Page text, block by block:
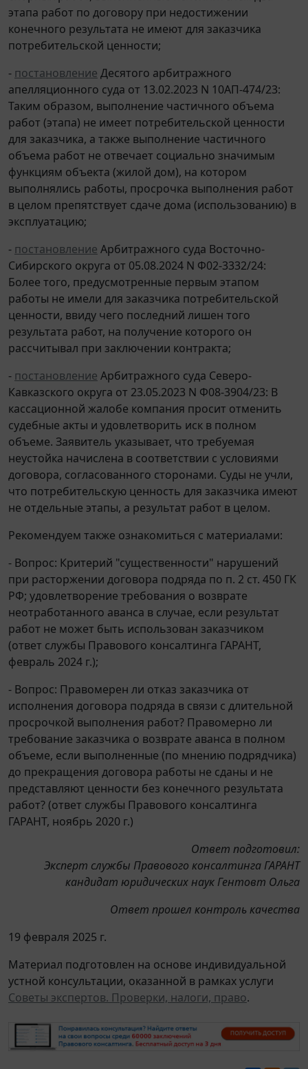
этапа работ по договору при недостижении
конечного результата не имеют для заказчика
потребительской ценности;
- постановление Десятого арбитражного
апелляционного суда от 13.02.2023 N 10АП-474/23:
Таким образом, выполнение частичного объема
работ (этапа) не имеет потребительской ценности
для заказчика, а также выполнение частичного
объема работ не отвечает социально значимым
функциям объекта (жилой дом), на котором
выполнялись работы, просрочка выполнения работ
в целом препятствует сдаче дома (использованию) в
эксплуатацию;
- постановление Арбитражного суда Восточно-
Сибирского округа от 05.08.2024 N Ф02-3332/24:
Более того, предусмотренные первым этапом
работы не имели для заказчика потребительской
ценности, ввиду чего последний лишен того
результата работ, на получение которого он
рассчитывал при заключении контракта;
- постановление Арбитражного суда Северо-
Кавказского округа от 23.05.2023 N Ф08-3904/23: В
кассационной жалобе компания просит отменить
судебные акты и удовлетворить иск в полном
объеме. Заявитель указывает, что требуемая
неустойка начислена в соответствии с условиями
договора, согласованного сторонами. Суды не учли,
что потребительскую ценность для заказчика имеют
не отдельные этапы, а результат работ в целом.
Рекомендуем также ознакомиться с материалами:
- Вопрос: Критерий "существенности" нарушений
при расторжении договора подряда по п. 2 ст. 450 ГК
РФ; удовлетворение требования о возврате
неотработанного аванса в случае, если результат
работ не может быть использован заказчиком
(ответ службы Правового консалтинга ГАРАНТ,
февраль 2024 г.);
- Вопрос: Правомерен ли отказ заказчика от
исполнения договора подряда в связи с длительной
просрочкой выполнения работ? Правомерно ли
требование заказчика о возврате аванса в полном
объеме, если выполненные (по мнению подрядчика)
до прекращения договора работы не сданы и не
представляют ценности без конечного результата
работ? (ответ службы Правового консалтинга
ГАРАНТ, ноябрь 2020 г.)
Ответ подготовил:
Эксперт службы Правового консалтинга ГАРАНТ
кандидат юридических наук Гентовт Ольга
Ответ прошел контроль качества
19 февраля 2025 г.
Материал подготовлен на основе индивидуальной
устной консультации, оказанной в рамках услуги
Советы экспертов. Проверки, налоги, право.